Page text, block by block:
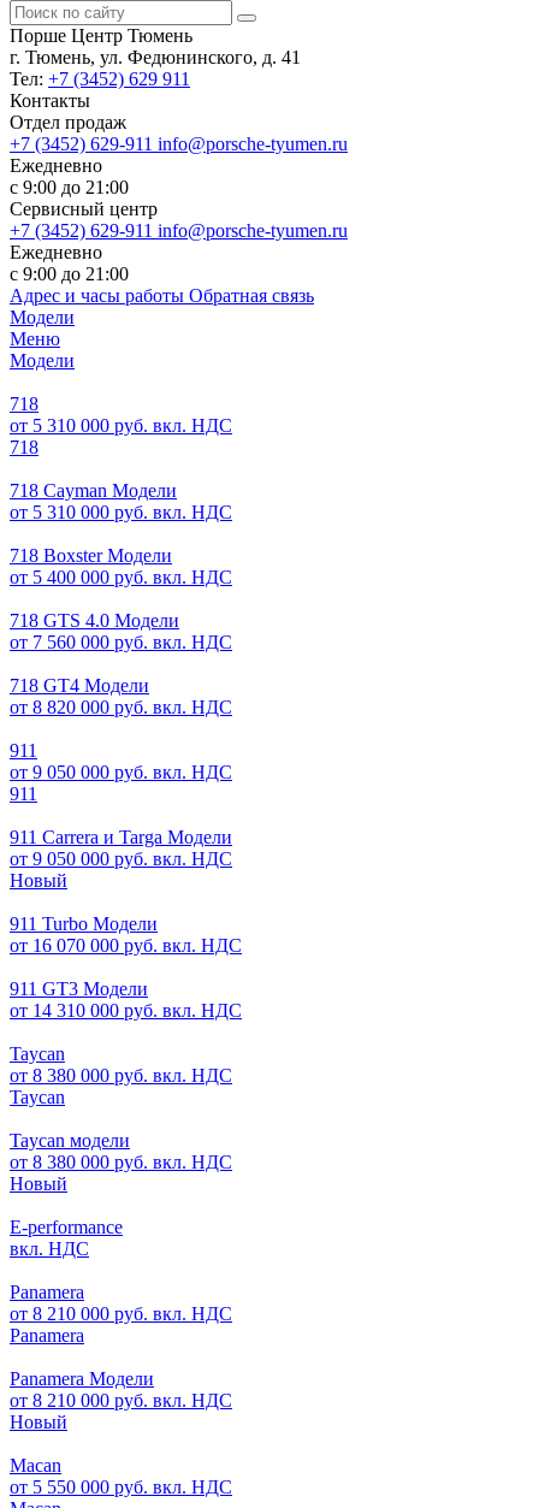
Порше Центр Тюмень
г. Тюмень, ул. Федюнинского, д. 41
Тел: +7 (3452) 629 911
Контакты
Отдел продаж
+7 (3452) 629-911 info@porsche-tyumen.ru
Ежедневно
с 9:00 до 21:00
Сервисный центр
+7 (3452) 629-911 info@porsche-tyumen.ru
Ежедневно
с 9:00 до 21:00
Адрес и часы работы Обратная связь
Модели
Меню
Модели
718
от 5 310 000 руб. вкл. НДС
718
718 Cayman Модели
от 5 310 000 руб. вкл. НДС
718 Boxster Модели
от 5 400 000 руб. вкл. НДС
718 GTS 4.0 Модели
от 7 560 000 руб. вкл. НДС
718 GT4 Модели
от 8 820 000 руб. вкл. НДС
911
от 9 050 000 руб. вкл. НДС
911
911 Carrera и Targa Модели
от 9 050 000 руб. вкл. НДС
Новый
911 Turbo Модели
от 16 070 000 руб. вкл. НДС
911 GT3 Модели
от 14 310 000 руб. вкл. НДС
Taycan
от 8 380 000 руб. вкл. НДС
Taycan
Taycan модели
от 8 380 000 руб. вкл. НДС
Новый
E-performance
вкл. НДС
Panamera
от 8 210 000 руб. вкл. НДС
Panamera
Panamera Модели
от 8 210 000 руб. вкл. НДС
Новый
Macan
от 5 550 000 руб. вкл. НДС